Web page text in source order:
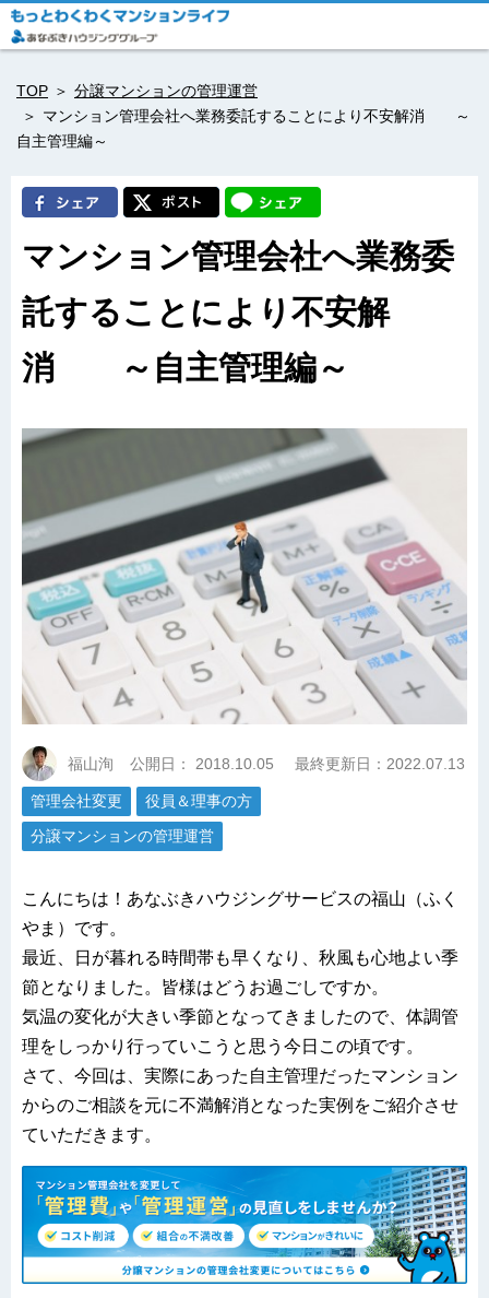
TOP
分譲マンションの管理運営
マンション管理会社へ業務委託することにより不安解消 ～
自主管理編～
マンション管理会社へ業務委
託することにより不安解
消 ～自主管理編～
福山洵 公開日： 2018.10.05 最終更新日：2022.07.13
管理会社変更
役員＆理事の方
分譲マンションの管理運営
こんにちは！あなぶきハウジングサービスの福山（ふく
やま）です。
最近、日が暮れる時間帯も早くなり、秋風も心地よい季
節となりました。皆様はどうお過ごしですか。
気温の変化が大きい季節となってきましたので、体調管
理をしっかり行っていこうと思う今日この頃です。
さて、今回は、実際にあった自主管理だったマンション
からのご相談を元に不満解消となった実例をご紹介させ
ていただきます。